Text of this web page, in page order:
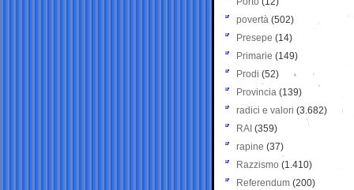
povertà (502)
Presepe (14)
Primarie (149)
Prodi (52)
Provincia (139)
radici e valori (3.682)
RAI (359)
rapine (37)
Razzismo (1.410)
Referendum (200)